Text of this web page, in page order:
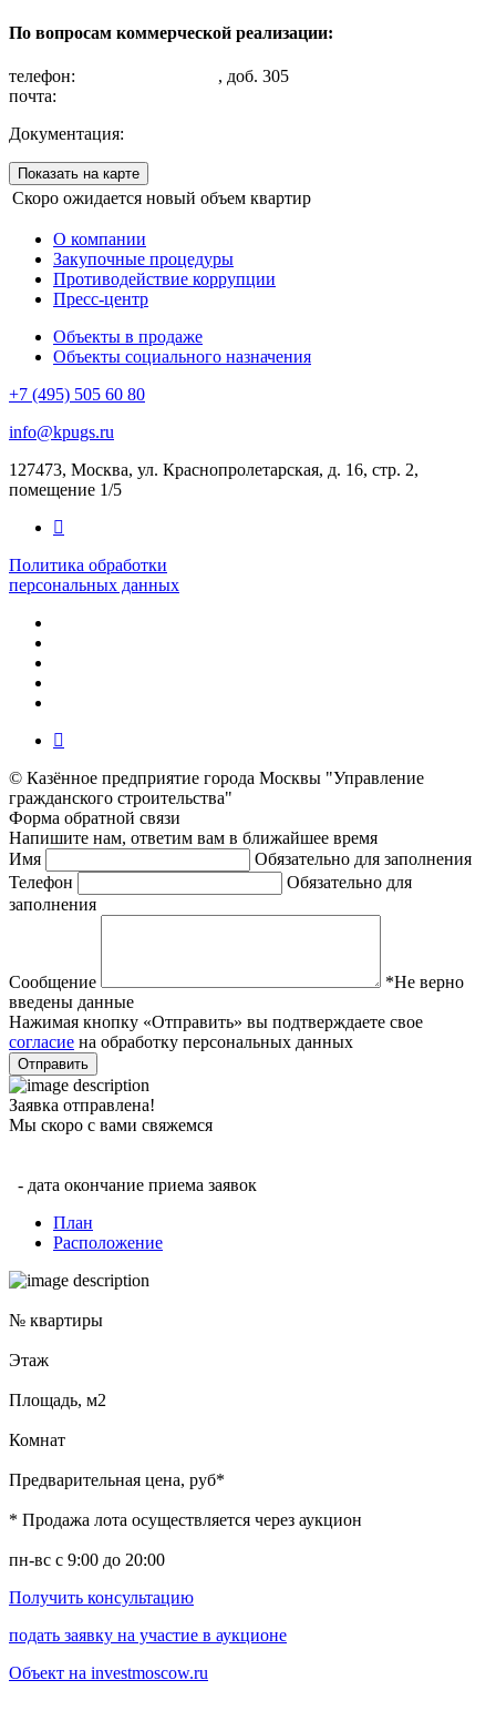
По вопросам коммерческой реализации:
телефон:
, доб. 305
почта:
Документация:
Показать на карте
Скоро ожидается новый объем квартир
О компании
Закупочные процедуры
Противодействие коррупции
Пресс-центр
Объекты в продаже
Объекты социального назначения
+7 (495) 505 60 80
info@kpugs.ru
127473, Москва, ул. Краснопролетарская, д. 16, стр. 2,
помещение 1/5
Политика обработки
персональных данных
© Казённое предприятие города Москвы "Управление
гражданского строительства"
Форма обратной связи
Напишите нам, ответим вам в ближайшее время
Имя
Обязательно для заполнения
Телефон
Обязательно для
заполнения
Сообщение
*Не верно
введены данные
Нажимая кнопку «Отправить» вы подтверждаете свое
согласие на обработку персональных данных
Отправить
Заявка отправлена!
Мы скоро с вами свяжемся
- дата окончание приема заявок
План
Расположение
№ квартиры
Этаж
Площадь, м2
Комнат
Предварительная цена, руб*
* Продажа лота осуществляется через аукцион
пн-вс с 9:00 до 20:00
Получить консультацию
подать заявку на участие в аукционе
Объект на investmoscow.ru